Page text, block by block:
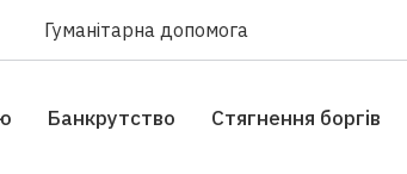
Гуманітарна допомога
Банкрутство Стягнення боргiв